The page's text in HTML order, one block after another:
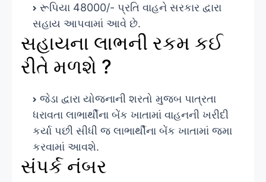
રૂપિયા 48000/- પ્રતિ વાહને સરકાર દ્વારા
સહાય આપવામાં આવે છે.
સહાયના લાભની રકમ કઈ
રીતે મળશે ?
જેડા દ્વારા યોજનાની શરતો મુજબ પાત્રતા
ધરાવતા લાભાર્થીના બેંક ખાતામાં વાહનની ખરીદી
કર્યા પછી સીધી જ લાભાર્થીના બેંક ખાતામાં જમા
કરવામાં આવશે.
સંપર્ક નંબર